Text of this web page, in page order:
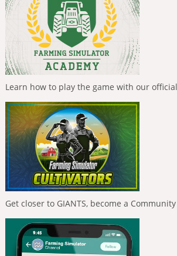
Learn how to play the game with our
Get closer to GIANTS, become a